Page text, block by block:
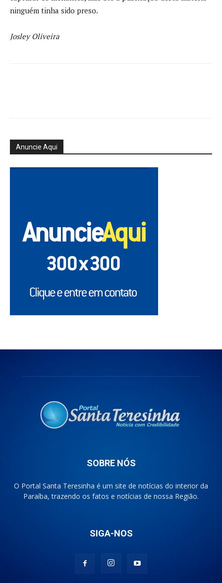
ninguém tinha sido preso.
Josley Oliveira
Anuncie Aqui
SOBRE NÓS
O Portal Santa Teresinha é um site de notícias do interior da
Paraíba, trazendo os fatos e notícias de nossa Região.
SIGA-NOS